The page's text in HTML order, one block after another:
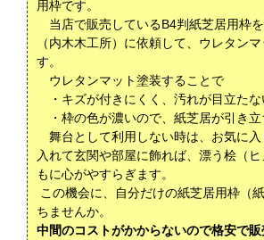
用枠です。
当店で販売しているB4判紙芝居用枠
（内木木工所）に依頼して、ウレタン
す。
ウレタンマット塗装することで
・キズが付きにくく、汚れが目立たな
・枠の色が濃いので、紙芝居が引き立
舞台として利用しない時は、お気に入
入れて玄関や部屋に飾れば、漂う桧（
もに心がやすらぎます。
この機会に、自分だけの​紙芝居用枠（
ちませんか。
中間のコストがかからないので格安で